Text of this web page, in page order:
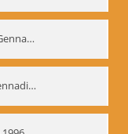
Biomechanik-Demonstration, Gennadij Bogdanow im Berliner Ensemble, 04.10.1991
Biomechanik-Workshop mit Gennadij Nikolajewitsch Bogdanow im Mime Centrum Berlin, 1991